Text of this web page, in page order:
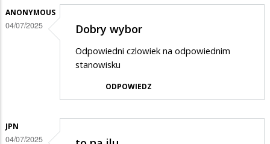
ANONYMOUS
04/07/2025 Dobry wybor
Odpowiedni czlowiek na odpowiednim
stanowisku
ODPOWIEDZ
JPN
04/07/2025